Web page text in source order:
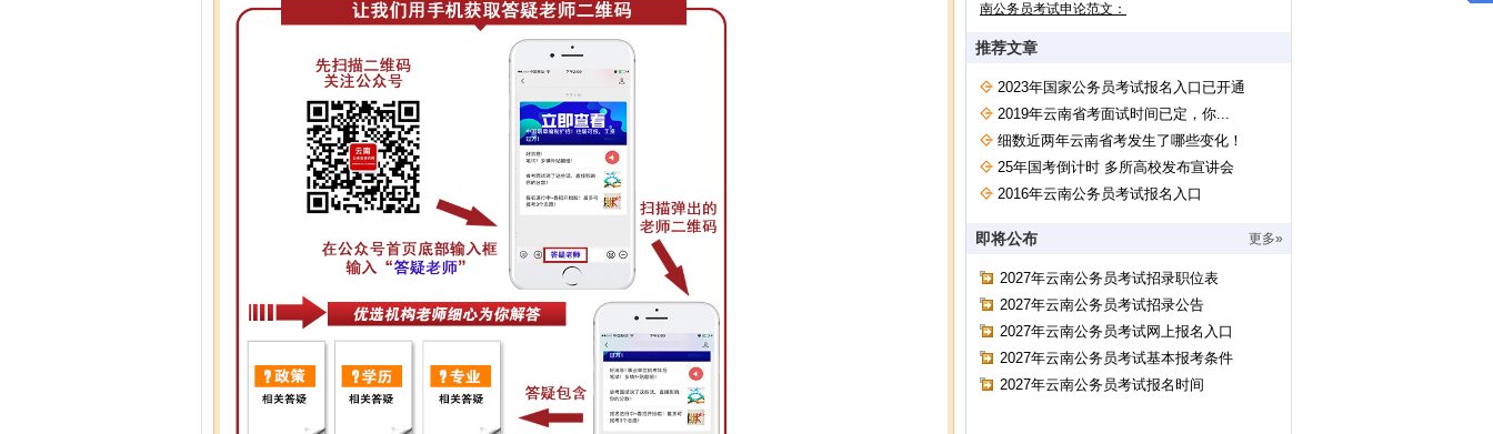
南公务员考试申论范文：
推荐文章
2023年国家公务员考试报名入口已开通
2019年云南省考面试时间已定，你...
细数近两年云南省考发生了哪些变化！
25年国考倒计时 多所高校发布宣讲会
2016年云南公务员考试报名入口
即将公布 更多»
2027年云南公务员考试招录职位表
2027年云南公务员考试招录公告
2027年云南公务员考试网上报名入口
2027年云南公务员考试基本报考条件
2027年云南公务员考试报名时间